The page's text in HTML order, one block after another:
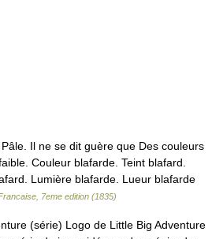
Il ne se dit guère que Des couleurs
Couleur blafarde. Teint blafard.
Lumière blafarde. Lueur blafarde
7eme edition (1835)
(série) Logo de Little Big Adventure